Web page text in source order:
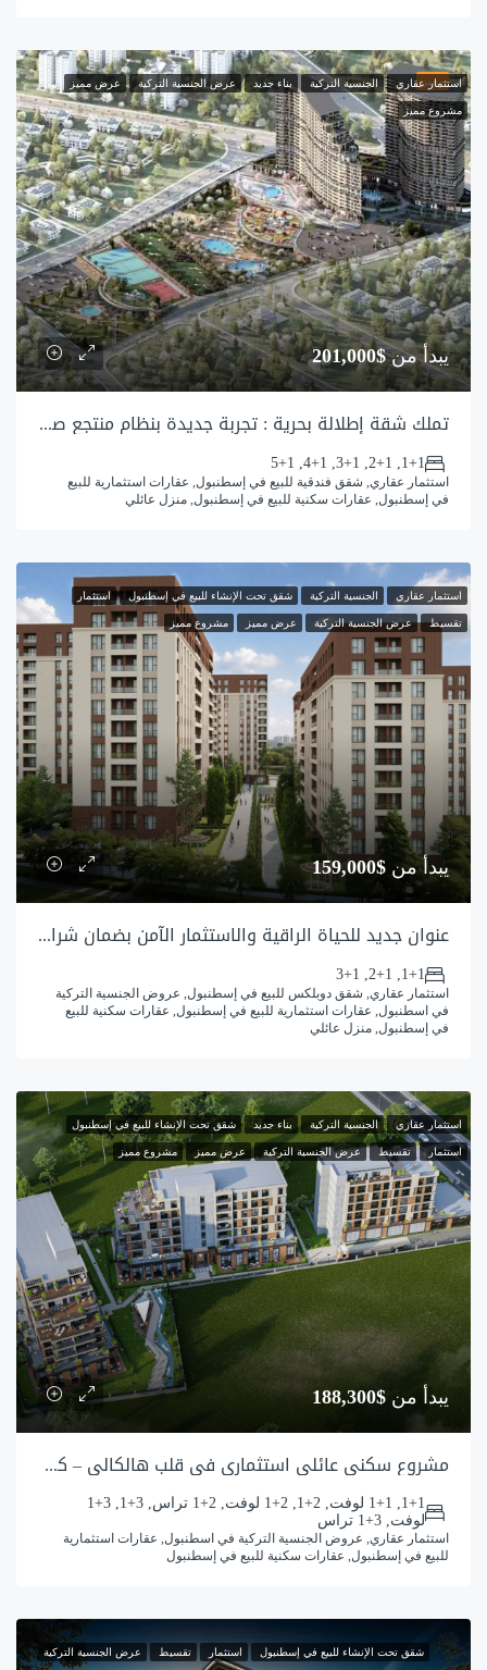
مميز
استثمار عقاري الجنسية التركية بناء جديد عرض الجنسية التركية عرض مميز
مشروع مميز
يبدأ من$201,000
تملك شقة إطلالة بحرية : تجربة جديدة بنظام منتجع صيفي فاخر
1+1, 2+1, 3+1, 4+1, 5+1
استثمار عقاري, شقق فندقية للبيع في إسطنبول, عقارات استثمارية للبيع
في إسطنبول, عقارات سكنية للبيع في إسطنبول, منزل عائلي
استثمار عقاري الجنسية التركية شقق تحت الإنشاء للبيع في إسطنبول استثمار
تقسيط عرض الجنسية التركية عرض مميز مشروع مميز
يبدأ من $159,000
عنوان جديد للحياة الراقية والاستثمار الآمن بضمان شراكة البلدية للمشروع
1+1, 2+1, 3+1
استثمار عقاري, شقق دوبلكس للبيع في إسطنبول, عروض الجنسية التركية
في اسطنبول, عقارات استثمارية للبيع في إسطنبول, عقارات سكنية للبيع
في إسطنبول, منزل عائلي
استثمار عقاري الجنسية التركية بناء جديد شقق تحت الإنشاء للبيع في إسطنبول
استثمار تقسيط عرض الجنسية التركية عرض مميز مشروع مميز
يبدأ من $188,300
مشروع سكني عائلي استثماري في قلب هالكالي – كوتشوك شكمجه
1+1, 1+1 لوفت, 2+1, 2+1 لوفت, 2+1 تراس, 3+1, 3+1
لوفت, 3+1 تراس
استثمار عقاري, عروض الجنسية التركية في اسطنبول, عقارات استثمارية
للبيع في إسطنبول, عقارات سكنية للبيع في إسطنبول
شقق تحت الإنشاء للبيع في إسطنبول استثمار تقسيط عرض الجنسية التركية